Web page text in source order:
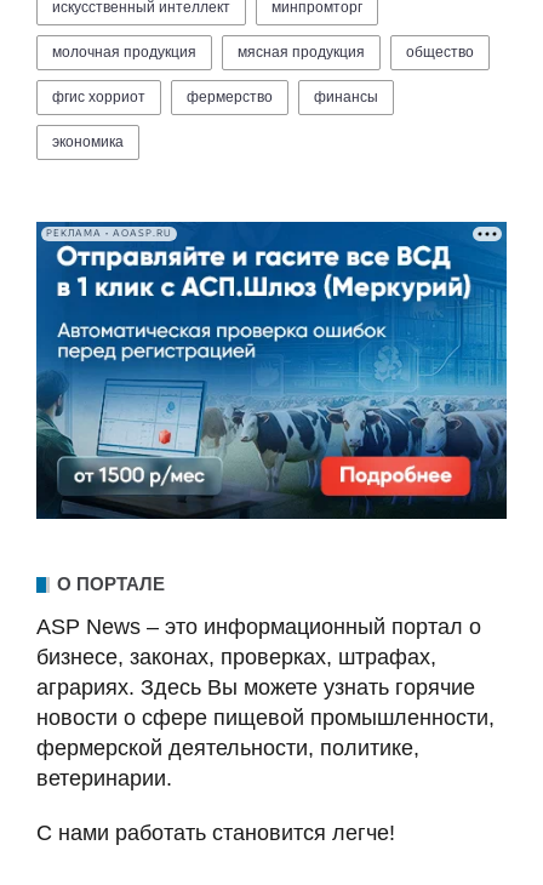
искусственный интеллект минпромторг
молочная продукция мясная продукция общество
фгис хорриот фермерство финансы
экономика
РЕКЛАМА • AOASP.RU
О ПОРТАЛЕ
ASP News – это информационный портал о
бизнесе, законах, проверках, штрафах,
аграриях. Здесь Вы можете узнать горячие
новости о сфере пищевой промышленности,
фермерской деятельности, политике,
ветеринарии.
С нами работать становится легче!